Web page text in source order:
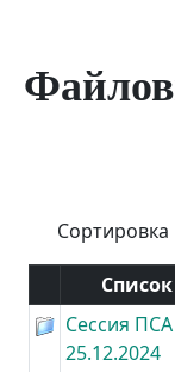
Сортировка
Сессия
25.12.2024